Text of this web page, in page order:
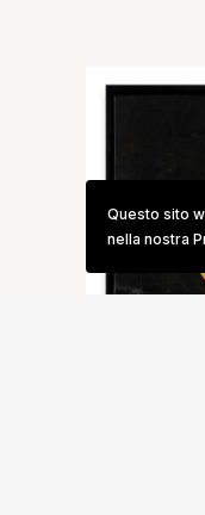
Questo sito
nella nostra